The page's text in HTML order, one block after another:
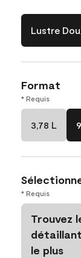
Lustre
Format
* Requis
3,78 L
* Requis
Trouvez
détaillant
le plus